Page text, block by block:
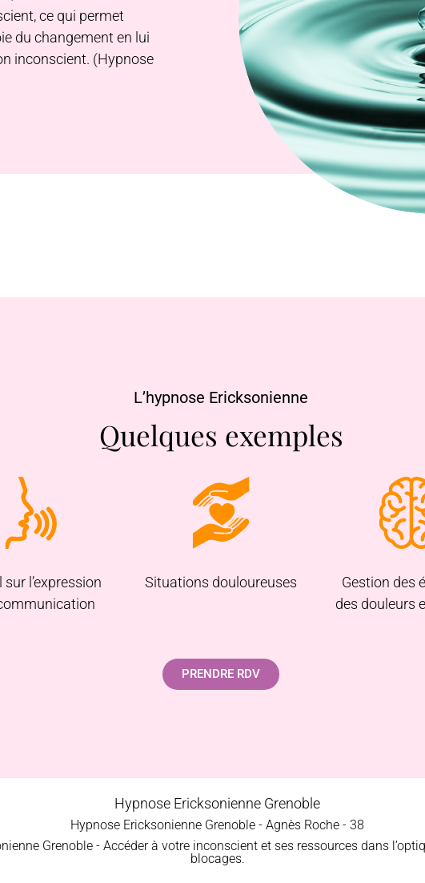
ce qui permet
du changement en lui
inconscient. (Hypnose
L’hypnose Ericksonienne
Quelques exemples
sur l’expression
Situations douloureuses
Gestion des
des douleurs
PRENDRE RDV
Hypnose Ericksonienne Grenoble
Hypnose Ericksonienne Grenoble - Agnès Roche - 38
Grenoble - Accéder à votre inconscient et ses ressources dans
blocages.